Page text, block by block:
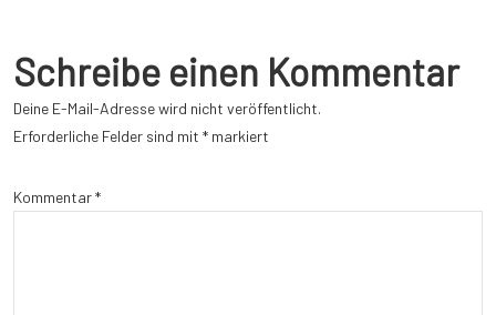
Schreibe einen Kommentar
Deine E-Mail-Adresse wird nicht veröffentlicht.
Erforderliche Felder sind mit * markiert
Kommentar*